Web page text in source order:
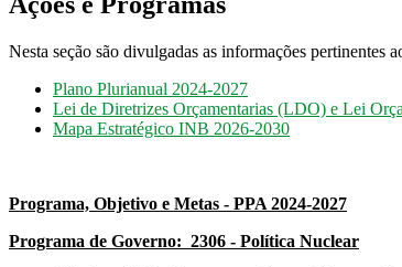
Nesta seção são divulgadas as informações pertinentes
Plano Plurianual 2024-2027
Lei de Diretrizes Orçamentarias (LDO) e Lei
Mapa Estratégico INB 2026-2030
Programa, Objetivo e Metas - PPA 2024-2027
Programa de Governo: 2306 - Política Nuclear